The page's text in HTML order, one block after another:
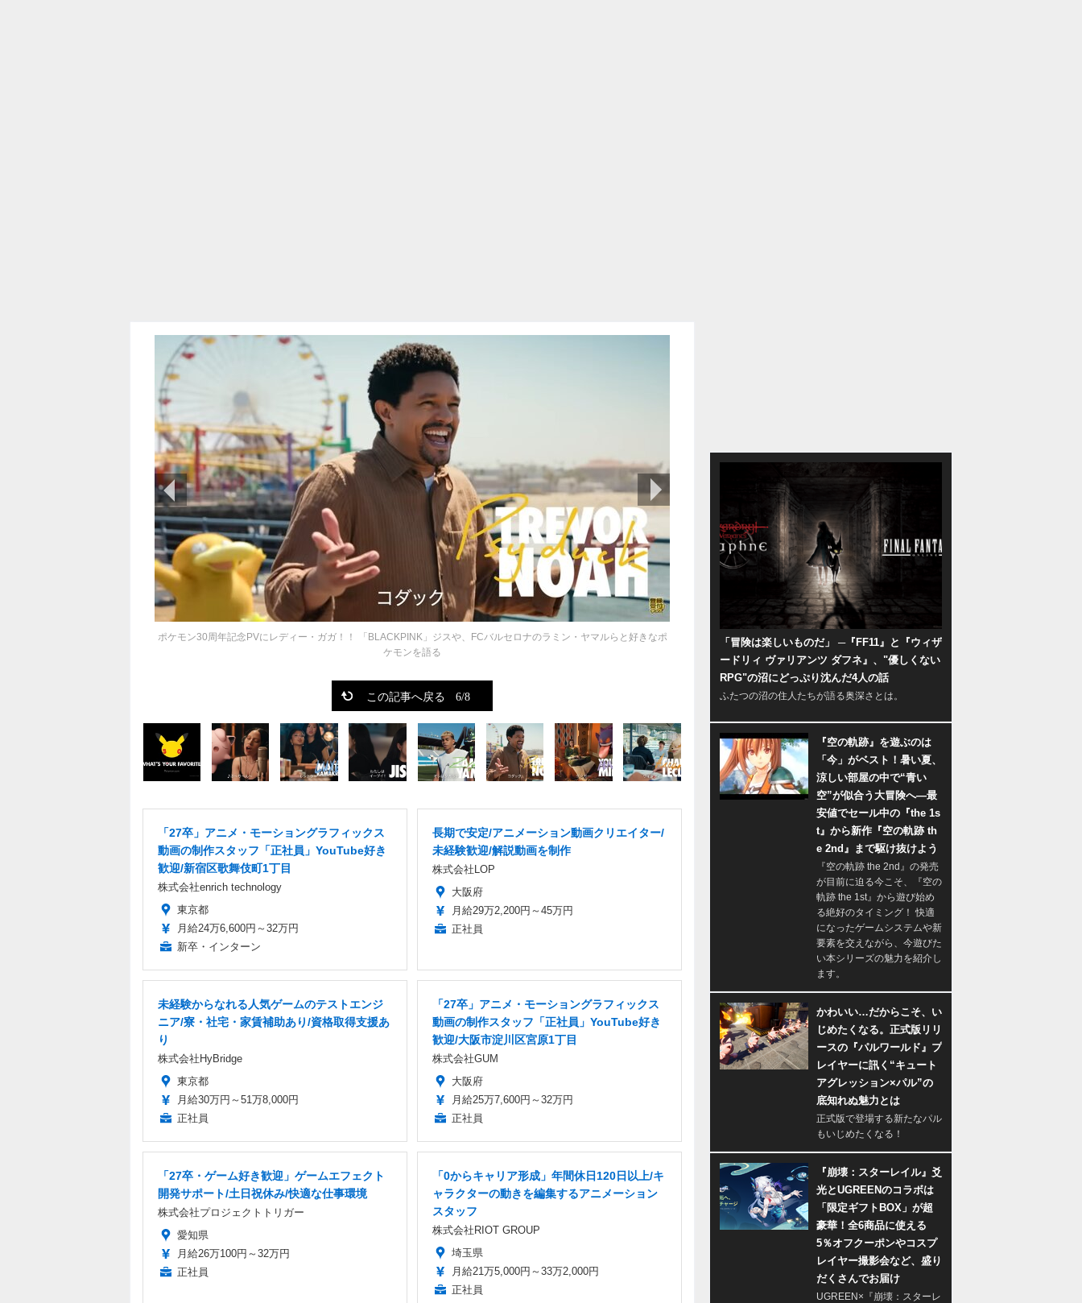
ポケモン30周年記念PVにレディー・ガガ！！ 「BLACKPINK」ジスや、FCバルセロナのラミン・ヤマルらと好きなポ
ケモンを語る
次の画像
この記事へ戻る 6/8
「27卒」アニメ・モーショングラフィックス
動画の制作スタッフ「正社員」YouTube好き
歓迎/新宿区歌舞伎町1丁目
株式会社enrich technology
東京都
月給24万6,600円～32万円
新卒・インターン
長期で安定/アニメーション動画クリエイター/
未経験歓迎/解説動画を制作
株式会社LOP
大阪府
月給29万2,200円～45万円
正社員
未経験からなれる人気ゲームのテストエンジ
ニア/寮・社宅・家賃補助あり/資格取得支援あ
り
株式会社HyBridge
東京都
月給30万円～51万8,000円
正社員
「27卒」アニメ・モーショングラフィックス
動画の制作スタッフ「正社員」YouTube好き
歓迎/大阪市淀川区宮原1丁目
株式会社GUM
大阪府
月給25万7,600円～32万円
正社員
「27卒・ゲーム好き歓迎」ゲームエフェクト
開発サポート/土日祝休み/快適な仕事環境
株式会社プロジェクトトリガー
愛知県
月給26万100円～32万円
正社員
「0からキャリア形成」年間休日120日以上/キ
ャラクターの動きを編集するアニメーション
スタッフ
株式会社RIOT GROUP
埼玉県
月給21万5,000円～33万2,000円
正社員
「冒険は楽しいものだ」 ─『FF11』と『ウィザ
ードリィ ヴァリアンツ ダフネ』、"優しくない
RPG"の沼にどっぷり沈んだ4人の話
ふたつの沼の住人たちが語る奥深さとは。
『空の軌跡』を遊ぶのは
「今」がベスト！暑い夏、
涼しい部屋の中で“青い
空”が似合う大冒険へ―最
安値でセール中の『the 1s
t』から新作『空の軌跡 th
e 2nd』まで駆け抜けよう
『空の軌跡 the 2nd』の発売
が目前に迫る今こそ、『空の
軌跡 the 1st』から遊び始め
る絶好のタイミング！ 快適
になったゲームシステムや新
要素を交えながら、今遊びた
い本シリーズの魅力を紹介し
ます。
かわいい…だからこそ、い
じめたくなる。正式版リリ
ースの『パルワールド』プ
レイヤーに訊く“キュート
アグレッション×パル”の
底知れぬ魅力とは
正式版で登場する新たなパル
もいじめたくなる！
『崩壊：スターレイル』爻
光とUGREENのコラボは
「限定ギフトBOX」が超
豪華！全6商品に使える
5％オフクーポンやコスプ
レイヤー撮影会など、盛り
だくさんでお届け
UGREEN×『崩壊：スターレ